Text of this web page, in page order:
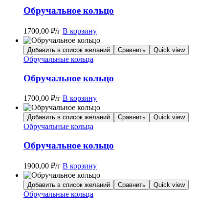
Обручальное кольцо
1700,00 ₽/г В корзину
Добавить в список желаний Сравнить Quick view
Обручальные кольца
Обручальное кольцо
1700,00 ₽/г В корзину
Добавить в список желаний Сравнить Quick view
Обручальные кольца
Обручальное кольцо
1900,00 ₽/г В корзину
Добавить в список желаний Сравнить Quick view
Обручальные кольца